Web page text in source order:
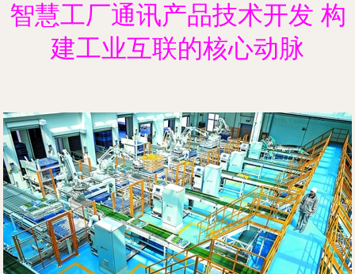
智慧工厂通讯产品技术开发 构
建工业互联的核心动脉